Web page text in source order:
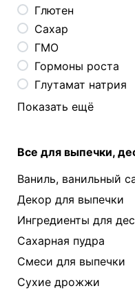
Глютен
Сахар
ГМО
Гормоны роста
Глутамат натрия
Показать ещё
Все для выпечки,
Ваниль, ванильный
Декор для выпечки
Ингредиенты для
Сахарная пудра
Смеси для выпечки
Сухие дрожжи